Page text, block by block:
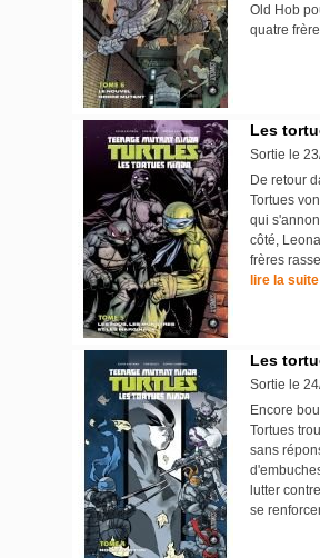
Old Hob
quatre
Les
Sortie le
De retour
Tortues
qui
côté,
frères
lire la suite
Les
Sortie le
Encore
Tortues
sans
lutter
se